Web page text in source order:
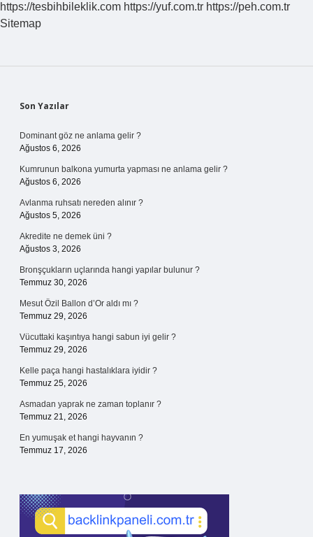
https://tesbihbileklik.com https://yuf.com.tr https://peh.com.tr
Sitemap
Sidebar
Son Yazılar
Dominant göz ne anlama gelir ?
Ağustos 6, 2026
Kumrunun balkona yumurta yapması ne anlama gelir ?
Ağustos 6, 2026
Avlanma ruhsatı nereden alınır ?
Ağustos 5, 2026
Akredite ne demek üni ?
Ağustos 3, 2026
Bronşçukların uçlarında hangi yapılar bulunur ?
Temmuz 30, 2026
Mesut Özil Ballon d’Or aldı mı ?
Temmuz 29, 2026
Vücuttaki kaşıntıya hangi sabun iyi gelir ?
Temmuz 29, 2026
Kelle paça hangi hastalıklara iyidir ?
Temmuz 25, 2026
Asmadan yaprak ne zaman toplanır ?
Temmuz 21, 2026
En yumuşak et hangi hayvanın ?
Temmuz 17, 2026